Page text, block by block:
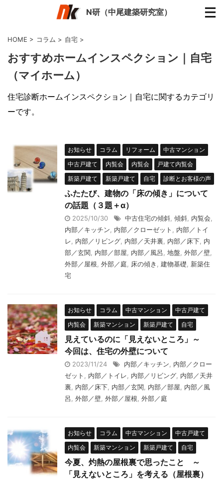
N研（中尾建築研究室）
HOME > コラム > 自宅 >
おすすめホームインスペクション｜自宅
（マイホーム）
住宅診断ホームインスペクション｜自宅に関するカテゴリ
ーです。
お知らせ コラム リフォーム
中古マンション
中古戸建て
内覧会 内覧会
戸建て内覧会
新築戸建て
新築戸建て 自宅 診断とお客様の声
ふたたび、建物の「床の傾き」について
の話題（３題＋α）
2025/10/30 中古住宅の傾斜 傾斜 内覧会
内部／キッチン
内部／クローゼット
内部／トイ
レ
内部／リビング 内部／天井裏 内部／床下 内
部／玄関 内部／部屋 内部／風呂 地盤 外部／壁
外部／屋根 外部／庭 床の傾き 建物基礎
新築住
宅
お知らせ コラム 中古マンション
中古戸建て
内覧会
新築マンション 新築戸建て 自宅
見えているのに「見えないところ」～
今回は、住宅の外壁について
2023/11/24 内部／キッチン
内部／クロー
ゼット
内部／トイレ 内部／リビング 内部／天井
裏
内部／床下 内部／玄関 内部／部屋
内部／風
呂
外部／壁 外部／屋根 外部／庭
お知らせ コラム 中古マンション
中古戸建て
内覧会
新築マンション 新築戸建て 自宅
今夏、灼熱の屋根裏で思ったこと ～
「見えないところ」を考える（屋根裏）